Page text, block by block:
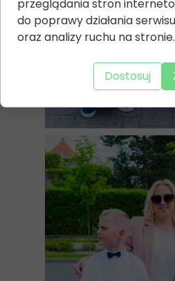
przeglądania stron
do poprawy działania
oraz analizy ruchu na stronie.
Dostosuj